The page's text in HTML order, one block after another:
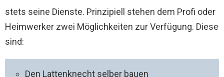
stets seine Dienste. Prinzipiell stehen dem Profi oder
Heimwerker zwei Möglichkeiten zur Verfügung. Diese
sind:
Den Lattenknecht selber bauen